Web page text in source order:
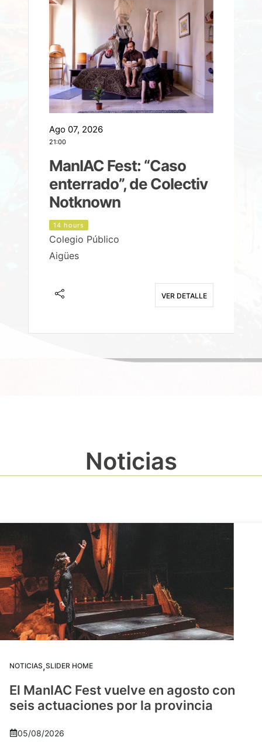
Ago 07, 2026
21:00
ManIAC Fest: “Caso
enterrado”, de Colectiv
Notknown
14 hours
Colegio Público
Aigües
VER DETALLE
Noticias
NOTICIAS,SLIDER HOME
El ManIAC Fest vuelve en agosto con
seis actuaciones por la provincia
05/08/2026